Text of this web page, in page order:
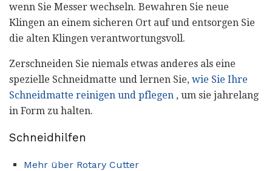
wenn Sie Messer wechseln. Bewahren Sie neue
Klingen an einem sicheren Ort auf und entsorgen Sie
die alten Klingen verantwortungsvoll.
Zerschneiden Sie niemals etwas anderes als eine
spezielle Schneidmatte und lernen Sie, wie Sie Ihre
Schneidmatte reinigen und pflegen , um sie jahrelang
in Form zu halten.
Schneidhilfen
Mehr über Rotary Cutter